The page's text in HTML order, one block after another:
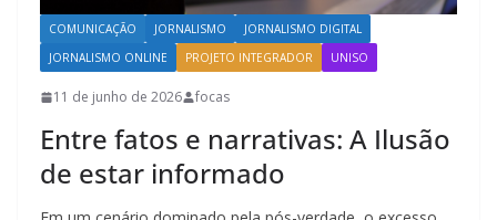
COMUNICAÇÃO JORNALISMO
JORNALISMO DIGITAL
JORNALISMO ONLINE
PROJETO INTEGRADOR UNISO
11 de junho de 2026 focas
Entre fatos e narrativas: A Ilusão
de estar informado